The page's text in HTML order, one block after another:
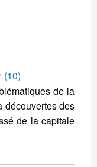
(10)
de la
découvertes des
de la capitale